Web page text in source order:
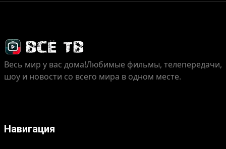
Весь мир у вас дома!Любимые фильмы, телепередачи,
шоу и новости со всего мира в одном месте.
Навигация